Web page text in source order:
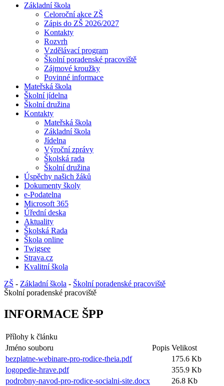
Základní škola
Celoroční akce ZŠ
Zápis do ZŠ 2026/2027
Kontakty
Rozvrh
Vzdělávací program
Školní poradenské pracoviště
Zájmové kroužky
Povinné informace
Mateřská škola
Školní jídelna
Školní družina
Kontakty
Mateřská škola
Základní škola
Jídelna
Výroční zprávy
Školská rada
Školní družina
Úspěchy našich žáků
Dokumenty školy
e-Podatelna
Microsoft 365
Úřední deska
Aktuality
Školská Rada
Škola online
Twigsee
Strava.cz
Kvalitní škola
ZŠ - Základní škola - Školní poradenské pracoviště
Školní poradenské pracoviště
INFORMACE ŠPP
Přílohy k článku
Jméno souboru
Popis Velikost
bezplatne-webinare-pro-rodice-theia.pdf
175.6 Kb
logopedie-hrave.pdf
355.9 Kb
podrobny-navod-pro-rodice-socialni-site.docx
26.8 Kb